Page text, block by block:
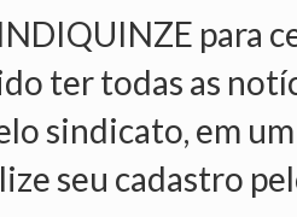
para
ter todas as
sindicato, em
seu cadastro